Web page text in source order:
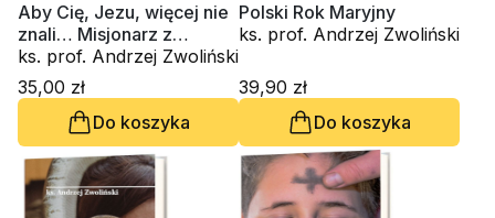
Aby Cię, Jezu, więcej nie
znali… Misjonarz z
Radwanowic
ks. prof. Andrzej Zwoliński
35,00 zł
Do koszyka
Polski Rok Maryjny
ks. prof. Andrzej Zwoliński
39,90 zł
Do koszyka